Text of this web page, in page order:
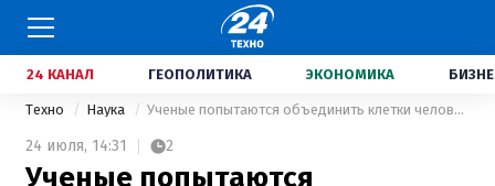
24 КАНАЛ ГЕОПОЛИТИКА ЭКОНОМИКА
Техно Наука Ученые попытаются объединить клетки человеческого мозга с искусственным интеллектом
24 июля, 14:31 2
Ученые попытаются